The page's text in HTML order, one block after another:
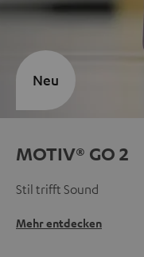
MOTIV® GO 2
Stil trifft Sound
Mehr entdecken
Neu